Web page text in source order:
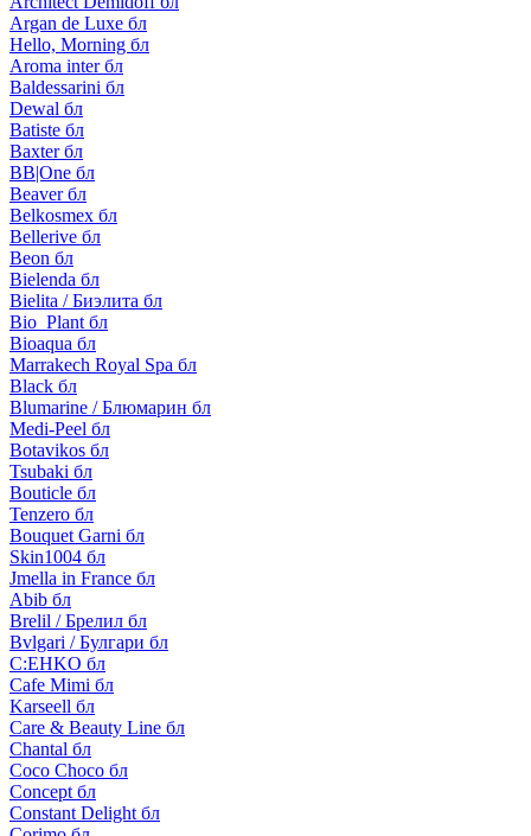
Argan de Luxe бл
Hello, Morning бл
Aroma inter бл
Baldessarini бл
Dewal бл
Batiste бл
Baxter бл
BB|One бл
Beaver бл
Belkosmex бл
Bellerive бл
Beon бл
Bielenda бл
Bielita / Биэлита бл
Bio_Plant бл
Bioaqua бл
Marrakech Royal Spa бл
Black бл
Blumarine / Блюмарин бл
Medi-Peel бл
Botavikos бл
Tsubaki бл
Bouticle бл
Tenzero бл
Bouquet Garni бл
Skin1004 бл
Jmella in France бл
Abib бл
Brelil / Брелил бл
Bvlgari / Булгари бл
C:EHKO бл
Cafe Mimi бл
Karseell бл
Care & Beauty Line бл
Chantal бл
Coco Choco бл
Concept бл
Constant Delight бл